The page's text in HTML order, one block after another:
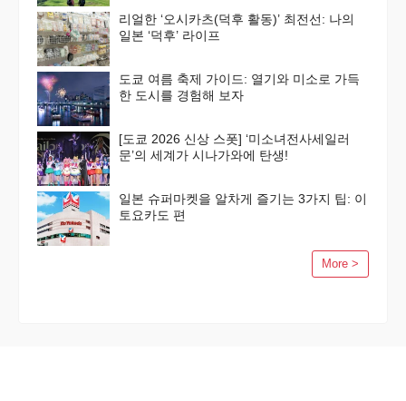
리얼한 ‘오시카츠(덕후 활동)’ 최전선: 나의
일본 ‘덕후’ 라이프
도쿄 여름 축제 가이드: 열기와 미소로 가득
한 도시를 경험해 보자
[도쿄 2026 신상 스폿] ‘미소녀전사세일러
문’의 세계가 시나가와에 탄생!
일본 슈퍼마켓을 알차게 즐기는 3가지 팁: 이
토요카도 편
More >